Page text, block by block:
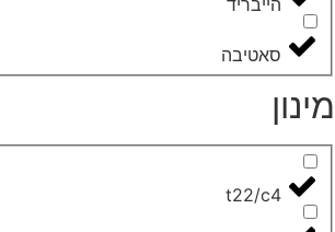
הייבריד
סאטיבה
t22/c4